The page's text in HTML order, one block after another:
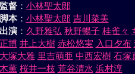
監督： 小林聖太郎
脚本： 小林聖太郎 吉川菜美
出演： 久野雅弘 秋野暢子 桂雀々
正博 井上大樹 赤松悠実 入口夕布
大塚大雅 里吉萌亜 中西宏樹 石塚
木薫 桜井一枝 荒谷清水 浜村淳